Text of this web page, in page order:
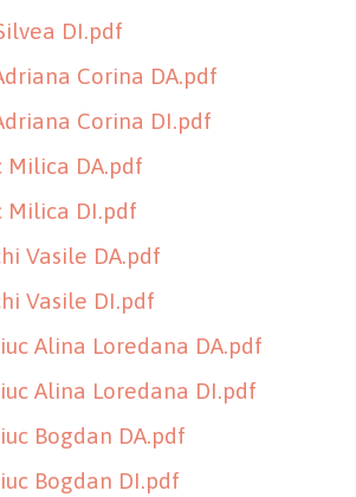
DI.pdf
Corina DA.pdf
Corina DI.pdf
Milica DA.pdf
Milica DI.pdf
Vasile DA.pdf
Vasile DI.pdf
Alina Loredana DA.pdf
Alina Loredana DI.pdf
Bogdan DA.pdf
Bogdan DI.pdf